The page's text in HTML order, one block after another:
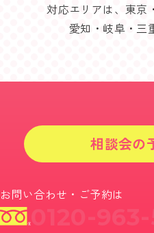
対応エリアは、東京
愛知・岐阜・三
相談会の
お問い合わせ・ご予約は